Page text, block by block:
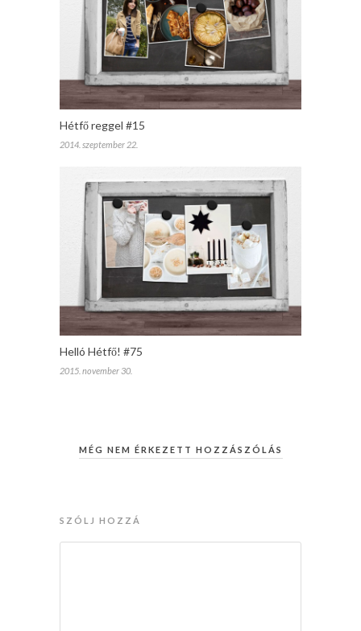
Hétfő reggel #15
2014. szeptember 22.
Helló Hétfő! #75
2015. november 30.
MÉG NEM ÉRKEZETT HOZZÁSZÓLÁS
SZÓLJ HOZZÁ